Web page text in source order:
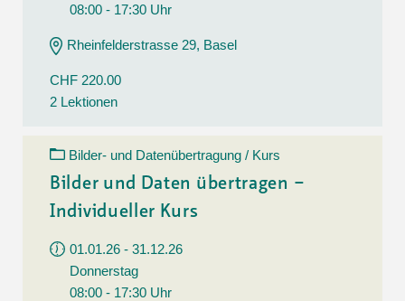
08:00 - 17:30 Uhr
Rheinfelderstrasse 29, Basel
CHF 220.00
2 Lektionen
Bilder- und Datenübertragung / Kurs
Bilder und Daten übertragen –
Individueller Kurs
01.01.26 - 31.12.26
Donnerstag
08:00 - 17:30 Uhr